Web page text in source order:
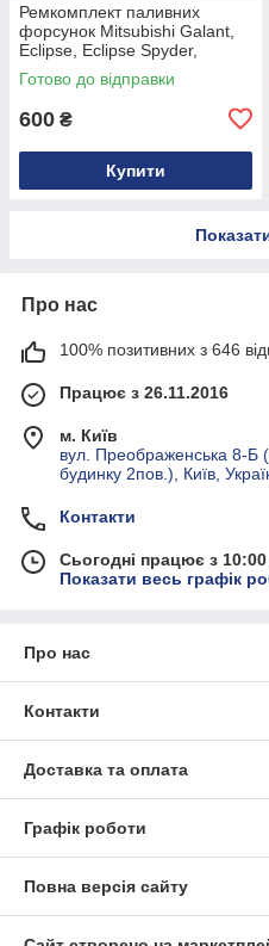
Ремкомплект паливних
форсунок Mitsubishi Galant,
Eclipse, Eclipse Spyder,
Outlander, Airtrek 2.4 4G69
1465A051
Готово до відправки
600 ₴
Купити
Про нас
100% позитивних з 646
Працює з 26.11.2016
м. Київ
вул. Преображенська 8-Б
будинку 2пов.), Київ,
Контакти
Сьогодні працює з
Показати весь графік
Про нас
Контакти
Доставка та оплата
Графік роботи
Повна версія сайту